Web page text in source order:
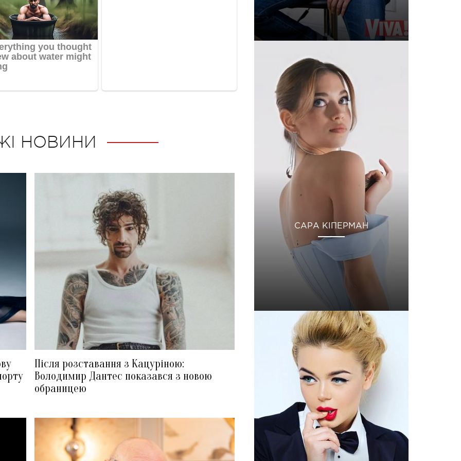
НОВИНИ
Після розставання з Кацуріною:
Володимир Дантес показався з новою
обраницею
САРА КІПЕРМАН